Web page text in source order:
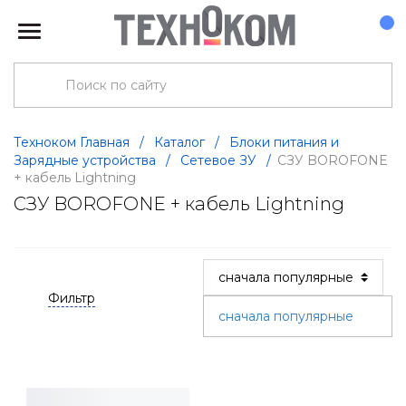
Техноком Главная / Каталог /
Блоки питания и
Зарядные устройства
/ Сетевое ЗУ / СЗУ BOROFONE
+ кабель Lightning
СЗУ BOROFONE + кабель Lightning
Фильтр
сначала популярные